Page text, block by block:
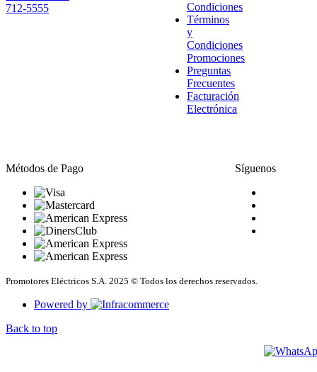
712-5555
Condiciones
Términos
y
Condiciones
Promociones
Preguntas
Frecuentes
Facturación
Electrónica
Métodos de Pago Síguenos
Promotores Eléctricos S.A. 2025 © Todos los derechos reservados.
Powered by
Back to top